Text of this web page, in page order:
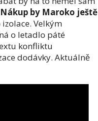
Nákup by Maroko ještě
Velkým
o letadlo páté
konfliktu
dodávky. Aktuálně